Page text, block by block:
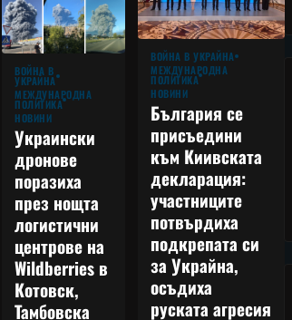
ВОЙНА В
УКРАЙНА
МЕЖДУНАРОДНА
ПОЛИТИКА
НОВИНИ
Украински
дронове
поразиха
през нощта
логистични
центрове на
Wildberries в
Котовск,
Тамбовска
ВОЙНА В УКРАЙНА
МЕЖДУНАРОДНА
ПОЛИТИКА
НОВИНИ
България се
присъедини
към Киивската
декларация:
участниците
потвърдиха
подкрепата си
за Украйна,
осъдиха
руската агресия